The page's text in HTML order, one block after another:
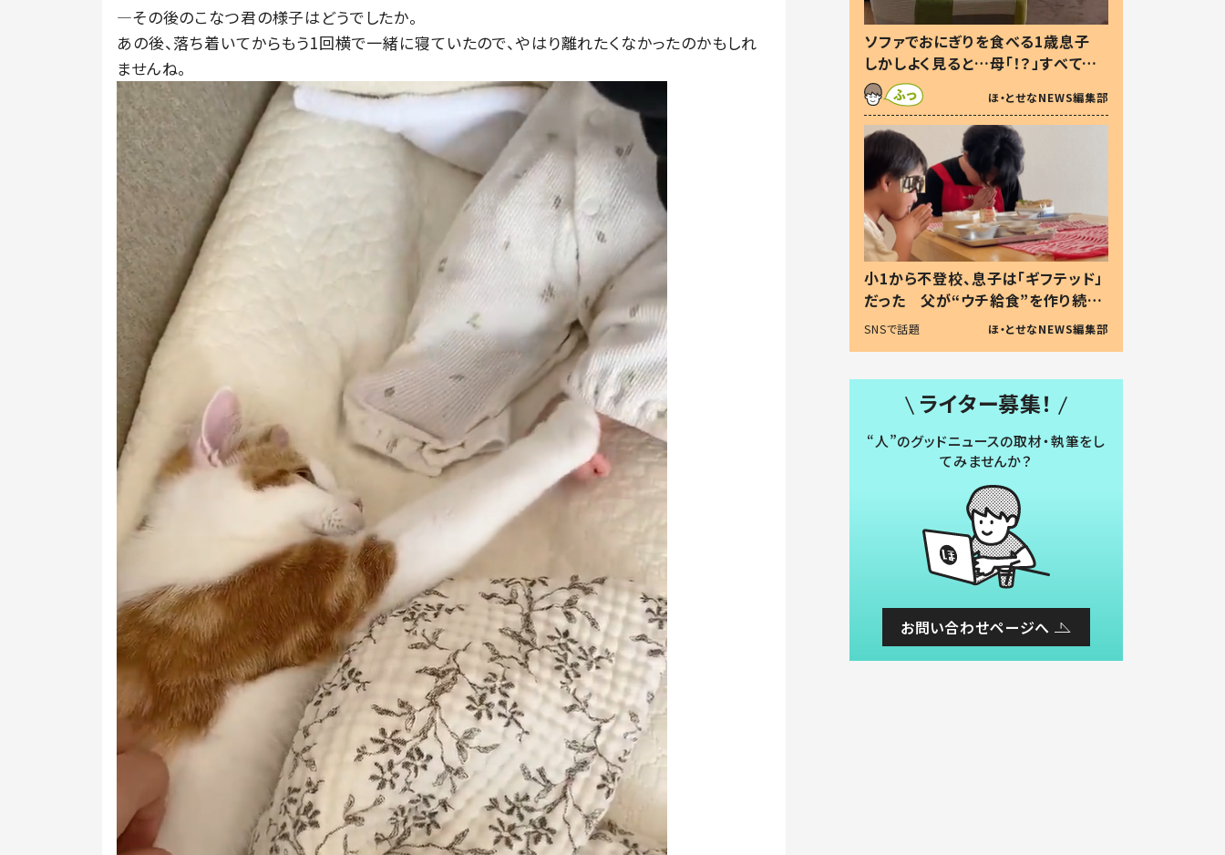
―その後のこなつ君の様子はどうでしたか。
あの後、落ち着いてからもう1回横で一緒に寝ていたので、やはり離れたくなかったのかもしれ
ませんね。
ソファでおにぎりを食べる1歳息子
しかしよく見ると…母「！？」すべてを
察した母の投稿に「可愛いから許
す！」「現行犯〜」
ほ・とせなNEWS編集部
小1から不登校、息子は「ギフテッド」
だった 父が“ウチ給食”を作り続け
る理由とは #令和の親 #令和の子
SNSで話題 ほ・とせなNEWS編集部
ライター募集！
“人”のグッドニュースの取材・執筆をし
てみませんか？
お問い合わせページへ